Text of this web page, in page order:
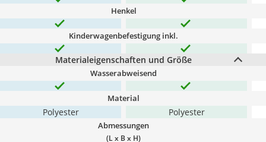
Henkel
Kinderwagenbefestigung inkl.
Materialeigenschaften und Größe
Wasserabweisend
Material
Polyester Polyester
Abmessungen
(L x B x H)